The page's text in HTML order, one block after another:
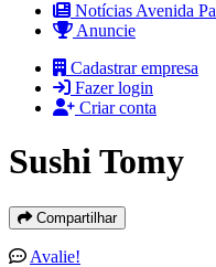
Notícias Avenida
Anuncie
Cadastrar empresa
Fazer login
Criar conta
Sushi Tomy
Compartilhar
Avalie!